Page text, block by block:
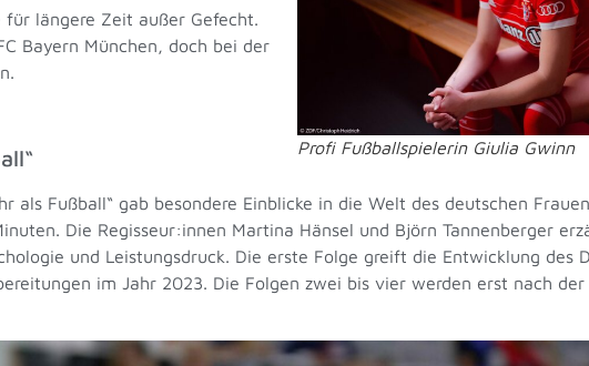
Profi Fußballspielerin Giulia Gwinn
für längere Zeit außer Gefecht.
Bayern München, doch bei der
Fußball“ gab besondere Einblicke in die Welt des deutschen
Die Regisseur:innen Martina Hänsel und Björn Tannenberger
und Leistungsdruck. Die erste Folge greift die Entwicklung des
im Jahr 2023. Die Folgen zwei bis vier werden erst nach